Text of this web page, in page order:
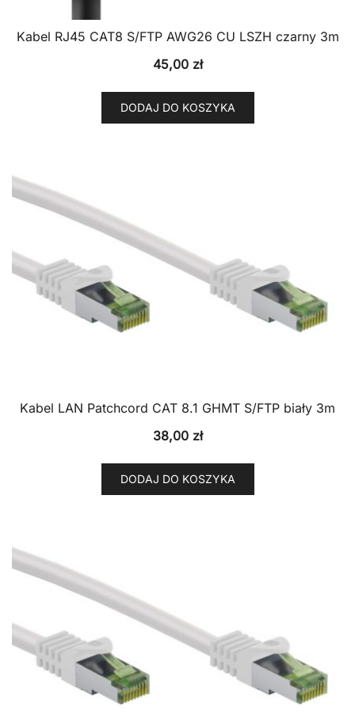
Kabel RJ45 CAT8 S/FTP AWG26 CU LSZH czarny 3m
45,00 zł
DODAJ DO KOSZYKA
Kabel LAN Patchcord CAT 8.1 GHMT S/FTP biały 3m
38,00 zł
DODAJ DO KOSZYKA